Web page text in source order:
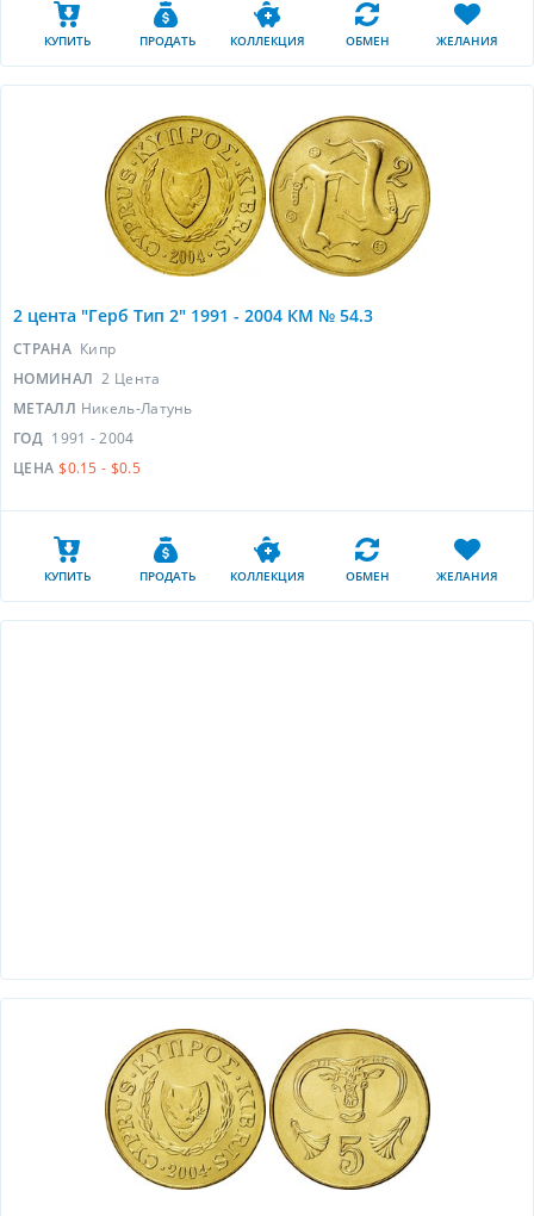
КУПИТЬ ПРОДАТЬ КОЛЛЕКЦИЯ ОБМЕН ЖЕЛАНИЯ
2 цента "Герб Тип 2" 1991 - 2004 КМ № 54.3
СТРАНА Кипр
НОМИНАЛ 2 Цента
МЕТАЛЛ Никель-Латунь
ГОД 1991 - 2004
ЦЕНА $0.15 - $0.5
КУПИТЬ ПРОДАТЬ КОЛЛЕКЦИЯ ОБМЕН ЖЕЛАНИЯ